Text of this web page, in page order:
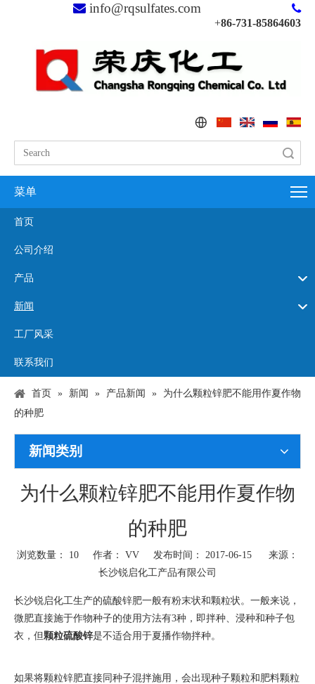
 info@rqsulfates.com 
+86-731-85864603
菜单
首页
公司介绍
产品
新闻
工厂风采
联系我们
首页 » 新闻 » 产品新闻 »
为什么颗粒锌肥不能用作夏作物
的种肥
新闻类别
为什么颗粒锌肥不能用作夏作物
的种肥
浏览数量： 10 作者： VV 发布时间： 2017-06-15 来源：
长沙锐启化工产品有限公司
["wechat","weibo","qzone","douban","email"]
长沙锐启化工生产的硫酸锌肥一般有粉末状和颗粒状。一般来说，
微肥直接施于作物种子的使用方法有3种，即拌种、浸种和种子包
衣，但颗粒硫酸锌是不适合用于夏播作物拌种。
如果将颗粒锌肥直接同种子混拌施用，会出现种子颗粒和肥料颗粒